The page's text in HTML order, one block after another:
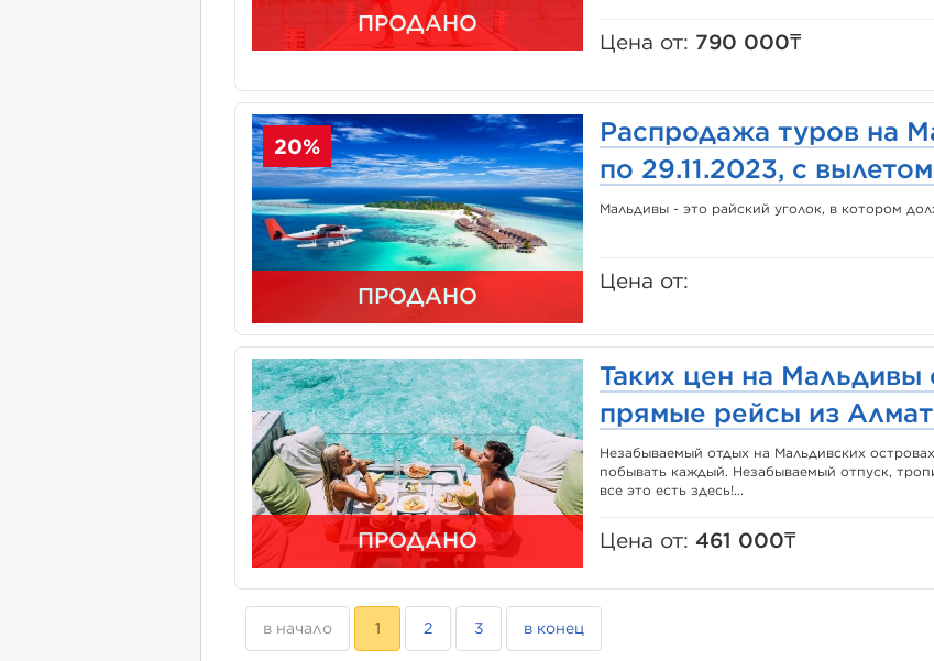
ПРОДАНО
Цена от: 790 000₸
20%
ПРОДАНО
Распродажа туров на
по 29.11.2023, с
Мальдивы - это райский уголок, в котором
Цена от:
ПРОДАНО
Таких цен на
прямые рейсы из
Незабываемый отдых на Мальдивских
побывать каждый. Незабываемый отпуск,
все это есть здесь!...
Цена от:461 000₸
в начало 1 2 3 в конец